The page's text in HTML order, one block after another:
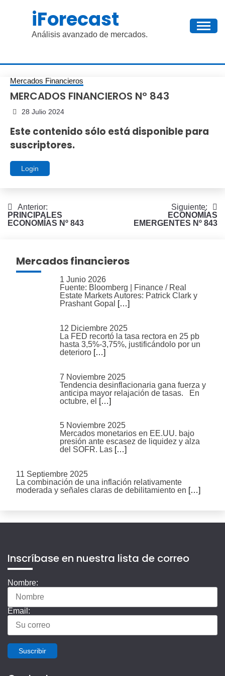
iForecast
Análisis avanzado de mercados.
Mercados Financieros
MERCADOS FINANCIEROS Nº 843
28 Julio 2024
Este contenido sólo está disponible para
suscriptores.
Login
Navegación
de
Anterior:
PRINCIPALES
ECONOMÍAS Nº 843
Siguiente:
ECONOMÍAS
EMERGENTES Nº 843
Mercados financieros
1 Junio 2026
Fuente: Bloomberg | Finance / Real
Estate Markets Autores: Patrick Clark y
Prashant Gopal
[…]
12 Diciembre 2025
La FED recortó la tasa rectora en 25 pb
hasta 3,5%-3,75%, justificándolo por un
deterioro […]
7 Noviembre 2025
Tendencia desinflacionaria gana fuerza y
anticipa mayor relajación de tasas. En
octubre, el […]
5 Noviembre 2025
Mercados monetarios en EE.UU. bajo
presión ante escasez de liquidez y alza
del SOFR. Las […]
11 Septiembre 2025
La combinación de una inflación relativamente
moderada y señales claras de debilitamiento en […]
Inscríbase en nuestra lista de correo
Nombre:
Email:
Suscribir